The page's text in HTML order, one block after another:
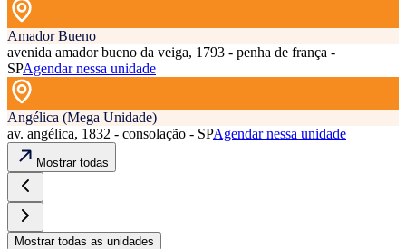
Amador Bueno
avenida amador bueno da veiga, 1793 - penha de frança -
SPAgendar nessa unidade
Angélica (Mega Unidade)
av. angélica, 1832 - consolação - SPAgendar nessa unidade
Mostrar todas
Mostrar todas as unidades